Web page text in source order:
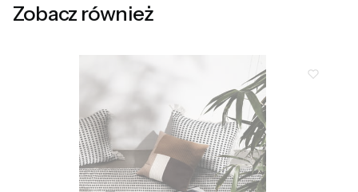
Zobacz również